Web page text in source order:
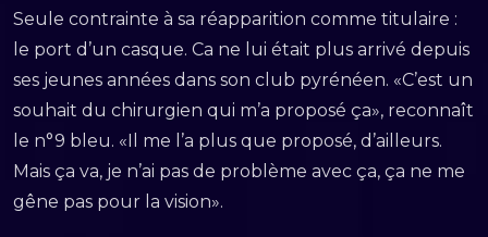
Seule contrainte à sa réapparition comme titulaire :
le port d’un casque. Ca ne lui était plus arrivé depuis
ses jeunes années dans son club pyrénéen. «C’est un
souhait du chirurgien qui m’a proposé ça», reconnaît
le n°9 bleu. «Il me l’a plus que proposé, d’ailleurs.
Mais ça va, je n’ai pas de problème avec ça, ça ne me
gêne pas pour la vision».